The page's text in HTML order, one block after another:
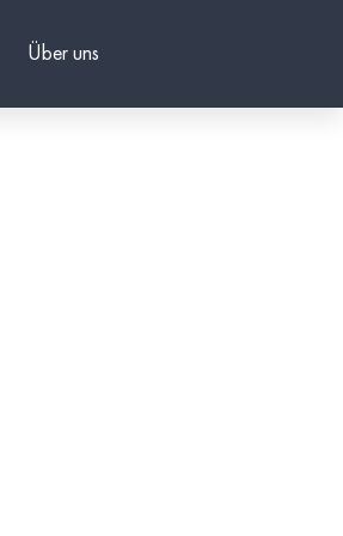
Über uns